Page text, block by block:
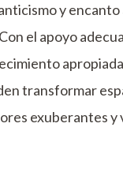
y
el apoyo
transformar
exuberantes y